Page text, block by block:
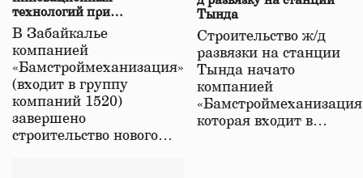
технологий при
строительстве нового моста
в Забайкалье
В Забайкалье
компанией
«Бамстроймеханизация»
(входит в группу
компаний 1520)
завершено
строительство нового…
Тында
Строительство ж/д
развязки на станции
Тында начато
компанией
которая входит в…